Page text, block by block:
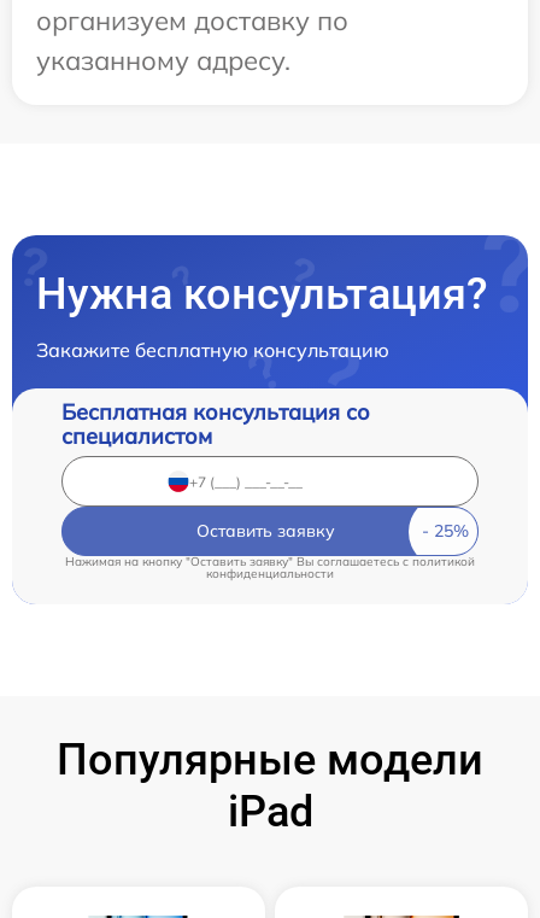
организуем доставку по
указанному адресу.
Нужна консультация?
Закажите бесплатную консультацию
Бесплатная консультация со
специалистом
Оставить заявку
Нажимая на кнопку "Оставить заявку" Вы соглашаетесь c политикой
конфиденциальности
Популярные модели
iPad